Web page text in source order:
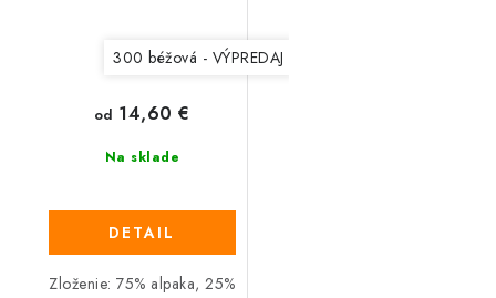
300 béžová - VÝPREDAJ
Na sklade
od 14,60 €
DETAIL
Zloženie: 75% alpaka, 25%